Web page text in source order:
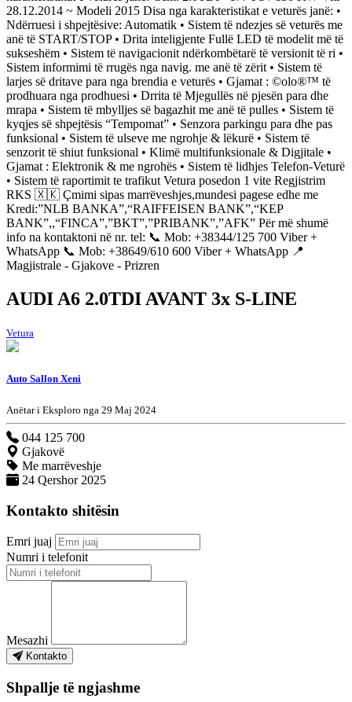
28.12.2014 ~ Modeli 2015 Disa nga karakteristikat e veturës janë: •
Ndërruesi i shpejtësive: Automatik • Sistem të ndezjes së veturës me
anë të START/STOP • Drita inteligjente Fullë LED të modelit më të
sukseshëm • Sistem të navigacionit ndërkombëtarë të versionit të ri •
Sistem informimi të rrugës nga navig. me anë të zërit • Sistem të
larjes së dritave para nga brendia e veturës • Gjamat : ©️olo®️™️ të
prodhuara nga prodhuesi • Drrita të Mjegullës në pjesën para dhe
mrapa • Sistem të mbylljes së bagazhit me anë të pulles • Sistem të
kyqjes së shpejtësis “Tempomat” • Senzora parkingu para dhe pas
funksional • Sistem të ulseve me ngrohje & lëkurë • Sistem të
senzorit të shiut funksional • Klimë multifunksionale & Digjitale •
Gjamat : Elektronik & me ngrohës • Sistem të lidhjes Telefon-Veturë
• Sistem të raportimit te trafikut Vetura posedon 1 vite Regjistrim
RKS 🇽🇰 Çmimi sipas marrëveshjes,mundesi pagese edhe me
Kredi:”NLB BANKA”,“RAIFFEISEN BANK”,“KEP
BANK”,,“FINCA”,”BKT”,”PRIBANK”,”AFK” Për më shumë
info na kontaktoni në nr. tel: 📞 Mob: +38344/125 700 Viber +
WhatsApp 📞 Mob: +38649/610 600 Viber + WhatsApp 📍
Magjistrale - Gjakove - Prizren
AUDI A6 2.0TDI AVANT 3x S-LINE
Vetura
Auto Sallon Xeni
Anëtar i Eksploro nga 29 Maj 2024
044 125 700
Gjakovë
Me marrëveshje
24 Qershor 2025
Kontakto shitësin
Emri juaj
Numri i telefonit
Mesazhi
Kontakto
Shpallje të ngjashme